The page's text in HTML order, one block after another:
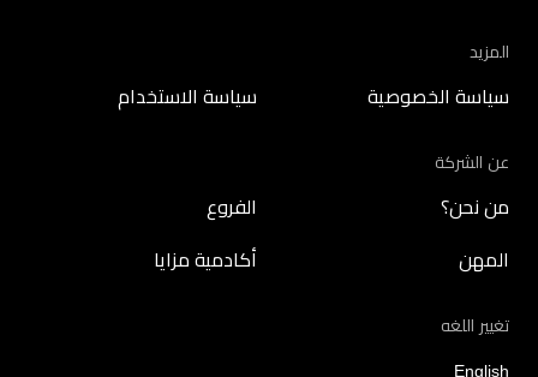
المزيد
سياسة الخصوصية سياسة الاستخدام
عن الشركة
من نحن؟ الفروع
المهن أكادمية مزايا
تغيير اللغه
English